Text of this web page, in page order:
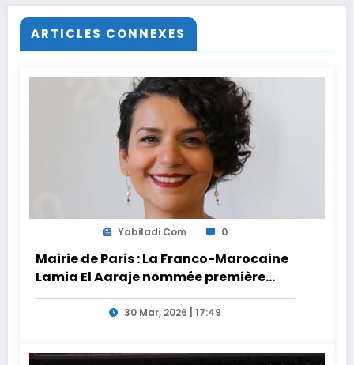
ARTICLES CONNEXES
Yabiladi.com 0
Mairie de Paris : La Franco-Marocaine
Lamia El Aaraje nommée première
adjointe
30 Mar, 2026 | 17:49